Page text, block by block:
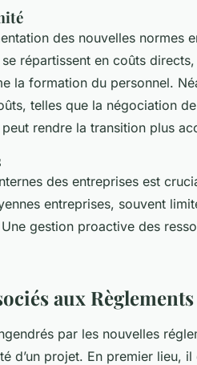
des nouvelles normes
répartissent en coûts
la formation du personnel.
telles que la négociation
rendre la transition plus
des entreprises est
entreprises, souvent
gestion proactive des
aux Règlements
par les nouvelles
d’un projet. En premier lieu,